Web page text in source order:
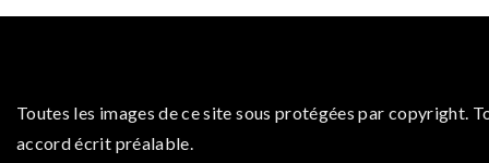
Toutes les images de ce site sous protégées par
accord écrit préalable.